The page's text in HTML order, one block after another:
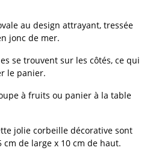
au design attrayant, tressée
jonc de mer.
se trouvent sur les côtés, ce qui
le panier.
à fruits ou panier à la table
jolie corbeille décorative sont
cm de large x 10 cm de haut.